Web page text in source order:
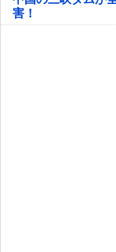
害！